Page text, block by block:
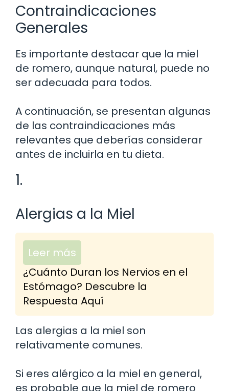
Contraindicaciones
Generales
Es importante destacar que la miel
de romero, aunque natural, puede no
ser adecuada para todos.
A continuación, se presentan algunas
de las contraindicaciones más
relevantes que deberías considerar
antes de incluirla en tu dieta.
1.
Alergias a la Miel
Leer más
¿Cuánto Duran los Nervios en el
Estómago? Descubre la
Respuesta Aquí
Las alergias a la miel son
relativamente comunes.
Si eres alérgico a la miel en general,
es probable que la miel de romero